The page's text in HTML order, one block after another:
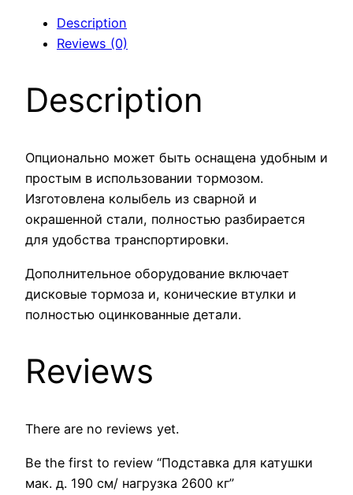
Description
Reviews (0)
Description
Опционально может быть оснащена удобным и
простым в использовании тормозом.
Изготовлена колыбель из сварной и
окрашенной стали, полностью разбирается
для удобства транспортировки.
Дополнительное оборудование включает
дисковые тормоза и, конические втулки и
полностью оцинкованные детали.
Reviews
There are no reviews yet.
Be the first to review “Подставка для катушки
мак. д. 190 см/ нагрузка 2600 кг”